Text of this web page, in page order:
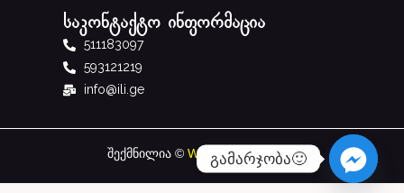
საკონტაქტო ინფორმაცია
511183097
593121219
info@ili.ge
შექმნილია © W studio.Ge ს მიერ
გამარჯობა🙂